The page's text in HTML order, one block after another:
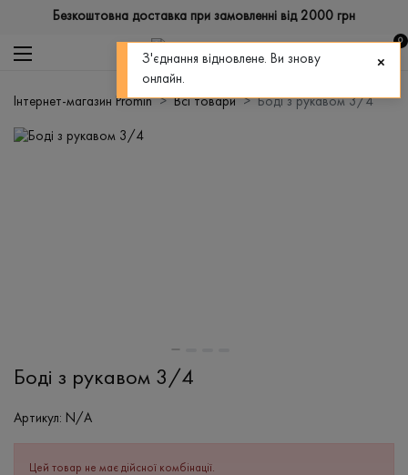
Безкоштовна доставка при замовленні від 2000 грн
0
Інтернет-магазин Promin Всі товари Боді з рукавом 3/4
Боді з рукавом 3/4
Артикул: N/A
Цей товар не має дійсної комбінації.
З'єднання відновлене. Ви знову
онлайн.